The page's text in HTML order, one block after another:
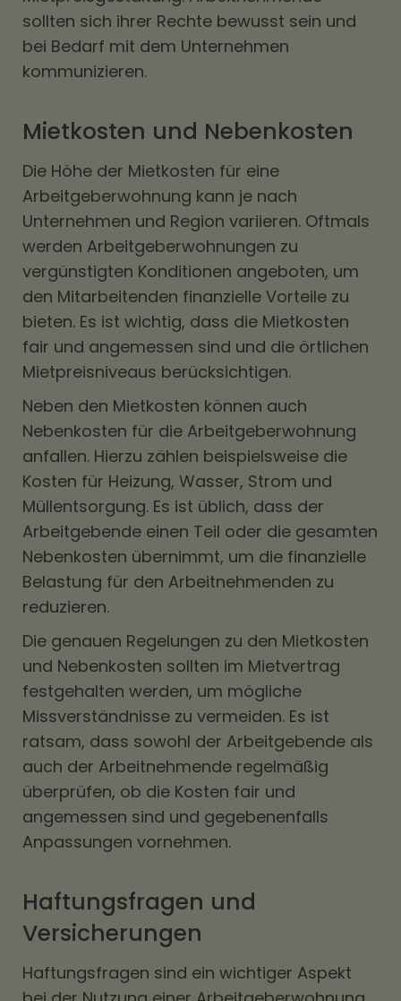
sollten sich ihrer Rechte bewusst sein und
bei Bedarf mit dem Unternehmen
kommunizieren.
Mietkosten und Nebenkosten
Die Höhe der Mietkosten für eine
Arbeitgeberwohnung kann je nach
Unternehmen und Region variieren. Oftmals
werden Arbeitgeberwohnungen zu
vergünstigten Konditionen angeboten, um
den Mitarbeitenden finanzielle Vorteile zu
bieten. Es ist wichtig, dass die Mietkosten
fair und angemessen sind und die örtlichen
Mietpreisniveaus berücksichtigen.
Neben den Mietkosten können auch
Nebenkosten für die Arbeitgeberwohnung
anfallen. Hierzu zählen beispielsweise die
Kosten für Heizung, Wasser, Strom und
Müllentsorgung. Es ist üblich, dass der
Arbeitgebende einen Teil oder die gesamten
Nebenkosten übernimmt, um die finanzielle
Belastung für den Arbeitnehmenden zu
reduzieren.
Die genauen Regelungen zu den Mietkosten
und Nebenkosten sollten im Mietvertrag
festgehalten werden, um mögliche
Missverständnisse zu vermeiden. Es ist
ratsam, dass sowohl der Arbeitgebende als
auch der Arbeitnehmende regelmäßig
überprüfen, ob die Kosten fair und
angemessen sind und gegebenenfalls
Anpassungen vornehmen.
Haftungsfragen und
Versicherungen
Haftungsfragen sind ein wichtiger Aspekt